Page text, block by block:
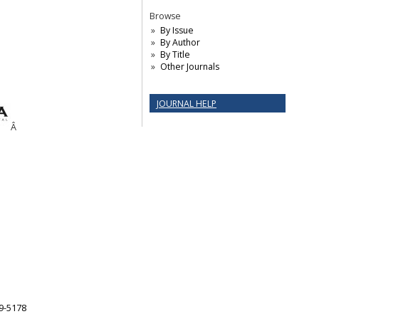
Browse
By Issue
By Author
By Title
Other Journals
JOURNAL HELP
Â
5178